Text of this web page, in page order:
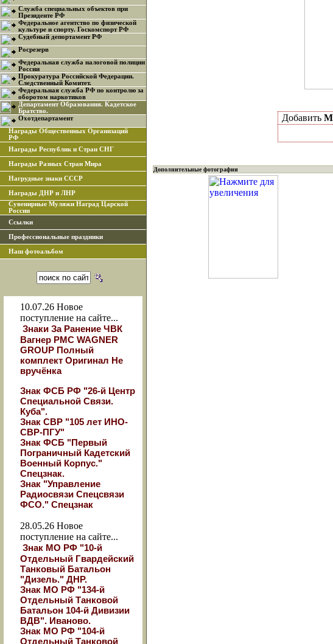
Служба специальных объектов при
Президенте РФ
Федеральное агентство по физической
культуре и спорту. Госкомспорт РФ
Судебный депортамент РФ
Росрезерв
Федеральная служба налоговой полиции
России
Прокуратура Российской Федерации.
Следственный Комитет.
Федеральная служба РФ по контролю за
оборотом наркотиков
Департамент Образования. Кадетское
Братство.
Охотдепартамент
Награды Общественных Организаций
РФ
Награды Республик и Стран СНГ
Награды Разных Стран Мира
Нагрудные знаки СССР
Награды ДНР и ЛНР
Сувенирные Муляжи Наград Царской
России
Ссылки
Профессиональные праздники
Наш фотоальбом
10.07.26 Новое
поступление на сайте...
Знаки За Ранение ЧВК
Вагнер РМС WAGNER
GROUP Полный
комплект Оригинал Не
вручёнка
Знак ФСБ РФ "26-й Центр
Специальной Связи.
Куба".
Знак СВР "105 лет ИНО-
СВР-ПГУ"
Знак ФСБ "Первый
Пограничный Кадетский
Военный Корпус."
Спецзнак.
Знак "Управление
Радиосвязи Спецсвязи
ФСО." Спецзнак
28.05.26 Новое
поступление на сайте...
Знак МО РФ "10-й
Отдельный Гвардейский
Танковый Батальон
"Дизель." ДНР.
Знак МО РФ "134-й
Отдельный Танковой
Батальон 104-й Дивизии
ВДВ". Иваново.
Знак МО РФ "104-й
Отдельный Танковой
Добавить
Дополнительные фотографии